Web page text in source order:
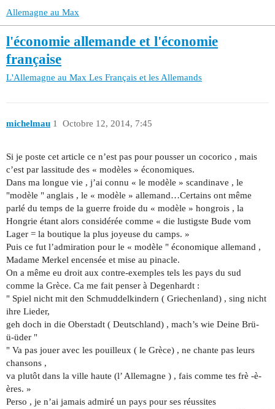
Allemagne au Max
l'économie allemande et l'économie
française
L'Allemagne au Max Les Français et les Allemands
michelmau Octobre 12, 2014, 7:45
1
Si je poste cet article ce n’est pas pour pousser un cocorico , mais
c’est par lassitude des « modèles » économiques.
Dans ma longue vie , j’ai connu « le modèle » scandinave , le
"modèle " anglais , le « modèle » allemand…Certains ont même
parlé du temps de la guerre froide du « modèle » hongrois , la
Hongrie étant alors considérée comme « die lustigste Bude vom
Lager = la boutique la plus joyeuse du camps. »
Puis ce fut l’admiration pour le « modèle " économique allemand ,
Madame Merkel encensée et mise au pinacle.
On a même eu droit aux contre-exemples tels les pays du sud
comme la Grèce. Ca me fait penser à Degenhardt :
" Spiel nicht mit den Schmuddelkindern ( Griechenland) , sing nicht
ihre Lieder,
geh doch in die Oberstadt ( Deutschland) , mach’s wie Deine Brü-
ü-üder "
" Va pas jouer avec les pouilleux ( le Grèce) , ne chante pas leurs
chansons ,
va plutôt dans la ville haute (l’ Allemagne ) , fais comme tes frè -è-
ères. »
Perso , je n’ai jamais admiré un pays pour ses réussites